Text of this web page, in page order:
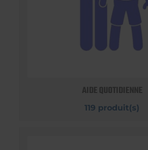
AIDE QUOTIDIENNE
119 produit(s)